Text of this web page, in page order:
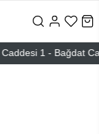
1 - Bağdat